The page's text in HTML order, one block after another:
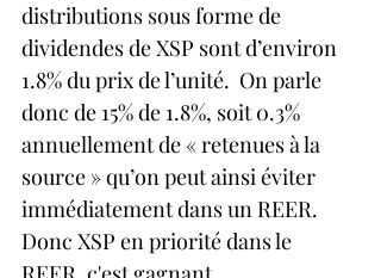
distributions sous forme de
dividendes de XSP sont d’environ
1.8% du prix de l’unité.  On parle
donc de 15% de 1.8%, soit 0.3%
annuellement de « retenues à la
source » qu’on peut ainsi éviter
immédiatement dans un REER.
Donc XSP en priorité dans le